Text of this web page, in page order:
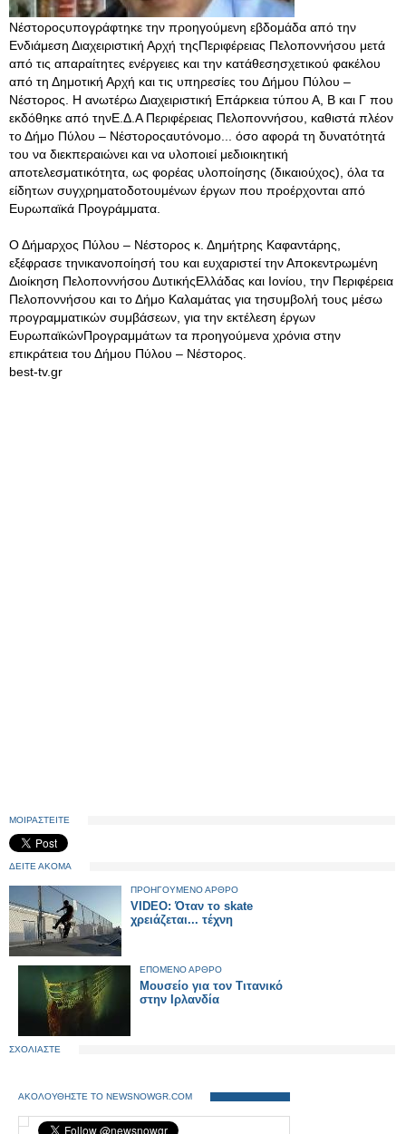
Νέστοροςυπογράφτηκε την προηγούμενη εβδομάδα από την
Ενδιάμεση Διαχειριστική Αρχή τηςΠεριφέρειας Πελοποννήσου μετά
από τις απαραίτητες ενέργειες και την κατάθεσησχετικού φακέλου
από τη Δημοτική Αρχή και τις υπηρεσίες του Δήμου Πύλου –
Νέστορος. Η ανωτέρω Διαχειριστική Επάρκεια τύπου Α, Β και Γ που
εκδόθηκε από τηνΕ.Δ.Α Περιφέρειας Πελοποννήσου, καθιστά πλέον
το Δήμο Πύλου – Νέστοροςαυτόνομο... όσο αφορά τη δυνατότητά
του να διεκπεραιώνει και να υλοποιεί μεδιοικητική
αποτελεσματικότητα, ως φορέας υλοποίησης (δικαιούχος), όλα τα
είδητων συγχρηματοδοτουμένων έργων που προέρχονται από
Ευρωπαϊκά Προγράμματα.
Ο Δήμαρχος Πύλου – Νέστορος κ. Δημήτρης Καφαντάρης,
εξέφρασε τηνικανοποίησή του και ευχαριστεί την Αποκεντρωμένη
Διοίκηση Πελοποννήσου ΔυτικήςΕλλάδας και Ιονίου, την Περιφέρεια
Πελοποννήσου και το Δήμο Καλαμάτας για τησυμβολή τους μέσω
προγραμματικών συμβάσεων, για την εκτέλεση έργων
ΕυρωπαϊκώνΠρογραμμάτων τα προηγούμενα χρόνια στην
επικράτεια του Δήμου Πύλου – Νέστορος.
best-tv.gr
ΜΟΙΡΑΣΤΕΙΤΕ
ΔΕΙΤΕ ΑΚΟΜΑ
ΠΡΟΗΓΟΥΜΕΝΟ ΑΡΘΡΟ
VIDEO: Όταν το skate
χρειάζεται... τέχνη
ΕΠΟΜΕΝΟ ΑΡΘΡΟ
Μουσείο για τον Τιτανικό
στην Ιρλανδία
ΣΧΟΛΙΑΣΤΕ
ΑΚΟΛΟΥΘΗΣΤΕ ΤΟ NEWSNOWGR.COM